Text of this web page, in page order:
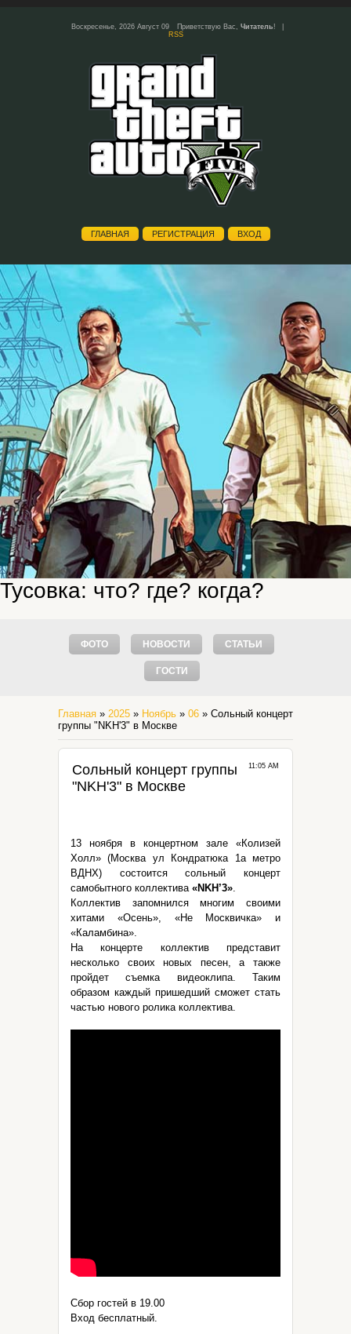
Воскресенье, 2026 Август 09 Приветствую Вас, Читатель!
RSS
ГЛАВНАЯ РЕГИСТРАЦИЯ ВХОД
Тусовка: что? где? когда?
ФОТО НОВОСТИ СТАТЬИ
ГОСТИ
Главная » 2025 » Ноябрь » 06 » Сольный концерт
группы "NKH'3" в Москве
11:05 AM
Сольный концерт группы
"NKH'3" в Москве
13 ноября в концертном зале «Колизей
Холл» (Москва ул Кондратюка 1а метро
ВДНХ) состоится сольный концерт
самобытного коллектива «NKH’3».
Коллектив запомнился многим своими
хитами «Осень», «Не Москвичка» и
«Каламбина».
На концерте коллектив представит
несколько своих новых песен, а также
пройдет съемка видеоклипа. Таким
образом каждый пришедший сможет стать
частью нового ролика коллектива.
Сбор гостей в 19.00
Вход бесплатный.